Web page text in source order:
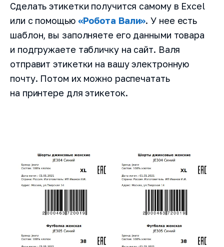
Сделать этикетки получится самому в Excel
или с помощью «Робота Вали». У нее есть
шаблон, вы заполняете его данными товара
и подгружаете табличку на сайт. Валя
отправит этикетки на вашу электронную
почту. Потом их можно распечатать
на принтере для этикеток.